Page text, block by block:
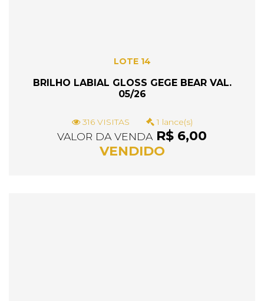
LOTE 14
BRILHO LABIAL GLOSS GEGE BEAR VAL.
05/26
316 VISITAS 1 lance(s)
VALOR DA VENDAR$ 6,00
VENDIDO